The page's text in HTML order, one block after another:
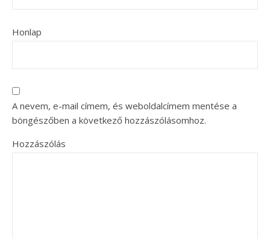
Honlap
A nevem, e-mail címem, és weboldalcímem mentése a
böngészőben a következő hozzászólásomhoz.
Hozzászólás